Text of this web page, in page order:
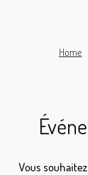
Home
Vous